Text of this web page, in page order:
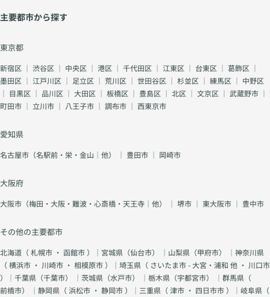
主要都市から探す
東京都
新宿区 ｜ 渋谷区 ｜ 中央区 ｜ 港区 ｜ 千代田区 ｜ 江東区 ｜ 台東区 ｜ 葛飾区 ｜
墨田区 ｜ 江戸川区 ｜ 足立区 ｜ 荒川区 ｜ 世田谷区 ｜ 杉並区 ｜ 練馬区 ｜ 中野区
｜ 目黒区 ｜ 品川区 ｜ 大田区 ｜ 板橋区 ｜ 豊島区 ｜ 北区 ｜ 文京区 ｜ 武蔵野市 ｜
町田市 ｜ 立川市 ｜ 八王子市 ｜ 調布市 ｜ 西東京市
愛知県
名古屋市（名駅前・栄・金山｜他） ｜ 豊田市 ｜ 岡崎市
大阪府
大阪市（梅田・大阪・難波・心斎橋・天王寺｜他） ｜ 堺市 ｜ 東大阪市 ｜ 豊中市
その他の主要都市
北海道（札幌市 ・ 函館市）｜宮城県（仙台市） ｜山梨県（甲府市） ｜神奈川県
（横浜市 ・ 川崎市 ・ 相模原市）｜埼玉県（ さいたま市 - 大宮・浦和 他 ・ 川口市
）｜千葉県（千葉市） ｜茨城県（水戸市） ｜栃木県（宇都宮市） ｜群馬県（
前橋市） ｜静岡県（浜松市 ・ 静岡市）｜三重県（津市 ・ 四日市市）｜岐阜県（